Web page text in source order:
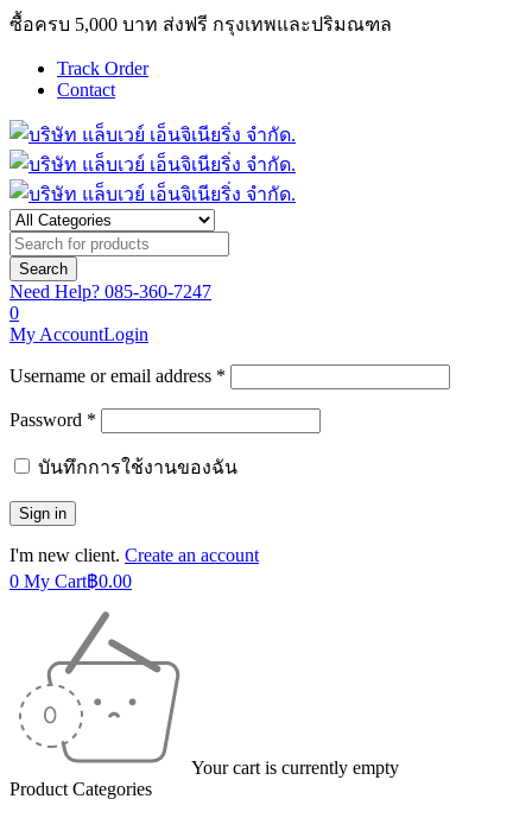
ซื้อครบ 5,000 บาท ส่งฟรี กรุงเทพและปริมณฑล
Track Order
Contact
Need Help? 085-360-7247
0
My AccountLogin
Username or email address *
Password *
บันทึกการใช้งานของฉัน
I'm new client. Create an account
0 My Cart฿0.00
Your cart is currently empty
Product Categories